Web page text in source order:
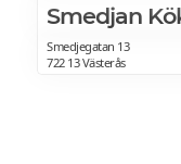
Smedjan
Smedjegatan 13
722 13 Västerås